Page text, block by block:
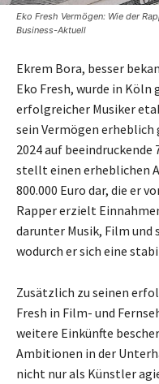
Eko Fresh Vermögen: Wie der
Business-Aktuell
Ekrem Bora, besser
Eko Fresh, wurde in Köln
erfolgreicher Musiker
sein Vermögen erheblich
2024 auf
stellt einen erheblichen
800.000 Euro dar, die er
Rapper erzielt
darunter Musik, Film und
wodurch er sich eine
Zusätzlich zu seinen
Fresh in Film- und
weitere Einkünfte
Ambitionen in der
nicht nur als Künstler